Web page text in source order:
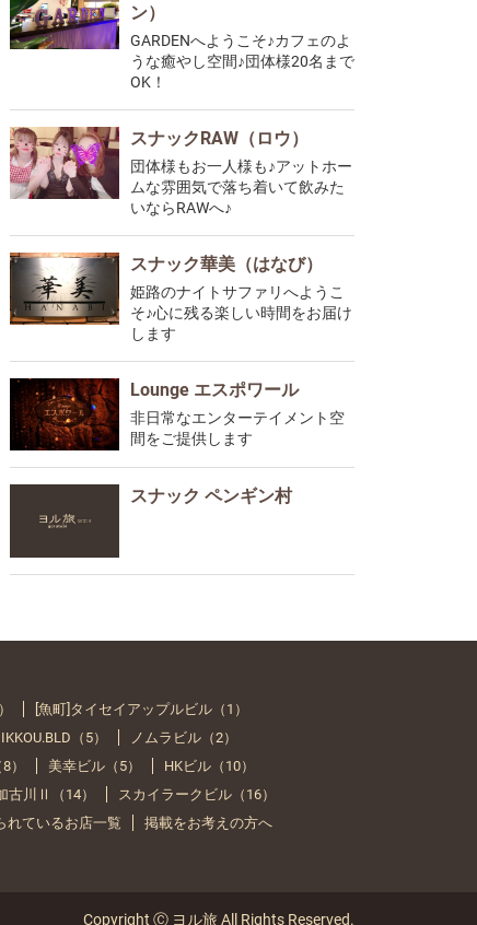
ン）
GARDENへようこそ♪カフェのよ
うな癒やし空間♪団体様20名まで
OK！
スナックRAW（ロウ）
団体様もお一人様も♪アットホー
ムな雰囲気で落ち着いて飲みた
いならRAWへ♪
スナック華美（はなび）
姫路のナイトサファリへようこ
そ♪心に残る楽しい時間をお届け
します
Lounge エスポワール
非日常なエンターテイメント空
間をご提供します
スナック ペンギン村
[魚町]タイセイアップルビル（1）
IKKOU.BLD（5）
ノムラビル（2）
） 美幸ビル（5）
HKビル（10）
古川Ⅱ（14）
スカイラークビル（16）
れているお店一覧 掲載をお考えの方へ
Copyright Ⓒ ヨル旅 All Rights Reserved.